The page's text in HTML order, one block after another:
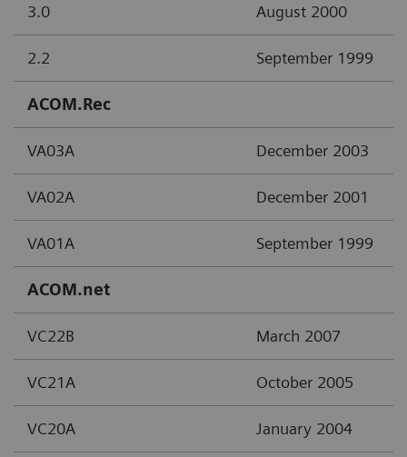
3.0 August 2000
2.2 September 1999
ACOM.Rec
VA03A December 2003
VA02A December 2001
VA01A September 1999
ACOM.net
VC22B March 2007
VC21A October 2005
VC20A January 2004